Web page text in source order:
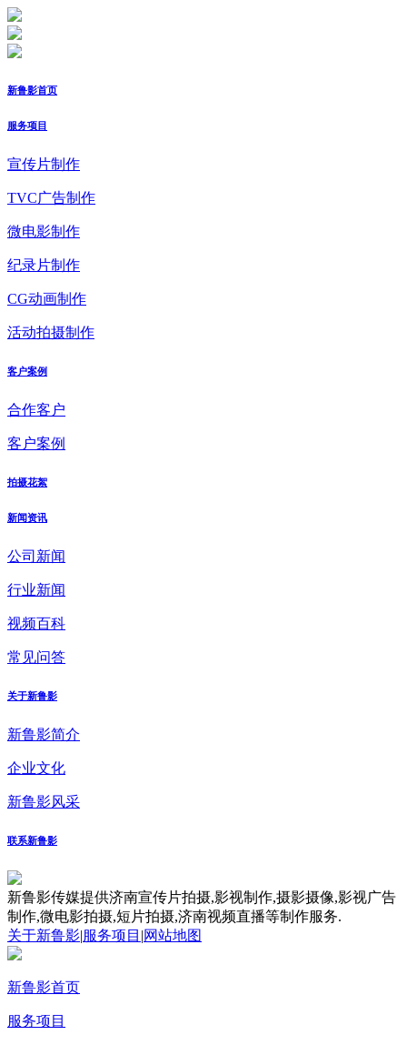
新鲁影首页
服务项目
宣传片制作
TVC广告制作
微电影制作
纪录片制作
CG动画制作
活动拍摄制作
客户案例
合作客户
客户案例
拍摄花絮
新闻资讯
公司新闻
行业新闻
视频百科
常见问答
关于新鲁影
新鲁影简介
企业文化
新鲁影风采
联系新鲁影
新鲁影传媒提供济南宣传片拍摄,影视制作,摄影摄像,影视广告
制作,微电影拍摄,短片拍摄,济南视频直播等制作服务.
关于新鲁影|服务项目 |网站地图
新鲁影首页
服务项目